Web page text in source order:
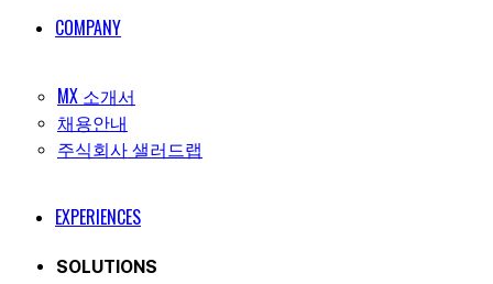
COMPANY
MX 소개서
채용안내
주식회사 샐러드랩
EXPERIENCES
SOLUTIONS